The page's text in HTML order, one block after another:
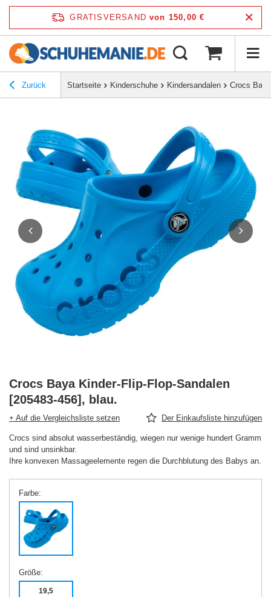
GRATISVERSAND von 150,00 €
Zurück Startseite Kinderschuhe Kindersandalen Crocs
Crocs Baya Kinder-Flip-Flop-Sandalen
[205483-456], blau.
+ Auf die Vergleichsliste setzen Der Einkaufsliste hinzufügen
Crocs sind absolut wasserbeständig, wiegen nur wenige hundert Gramm
und sind unsinkbar.
Ihre konvexen Massageelemente regen die Durchblutung des Babys an.
Farbe
Größe
19,5